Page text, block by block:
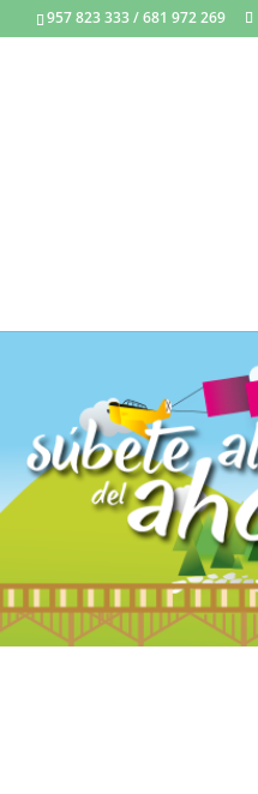
957 823 333 / 681 972 269